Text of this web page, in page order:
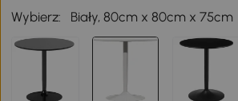
Wybierz: Biały, 80cm x 80cm x 75cm